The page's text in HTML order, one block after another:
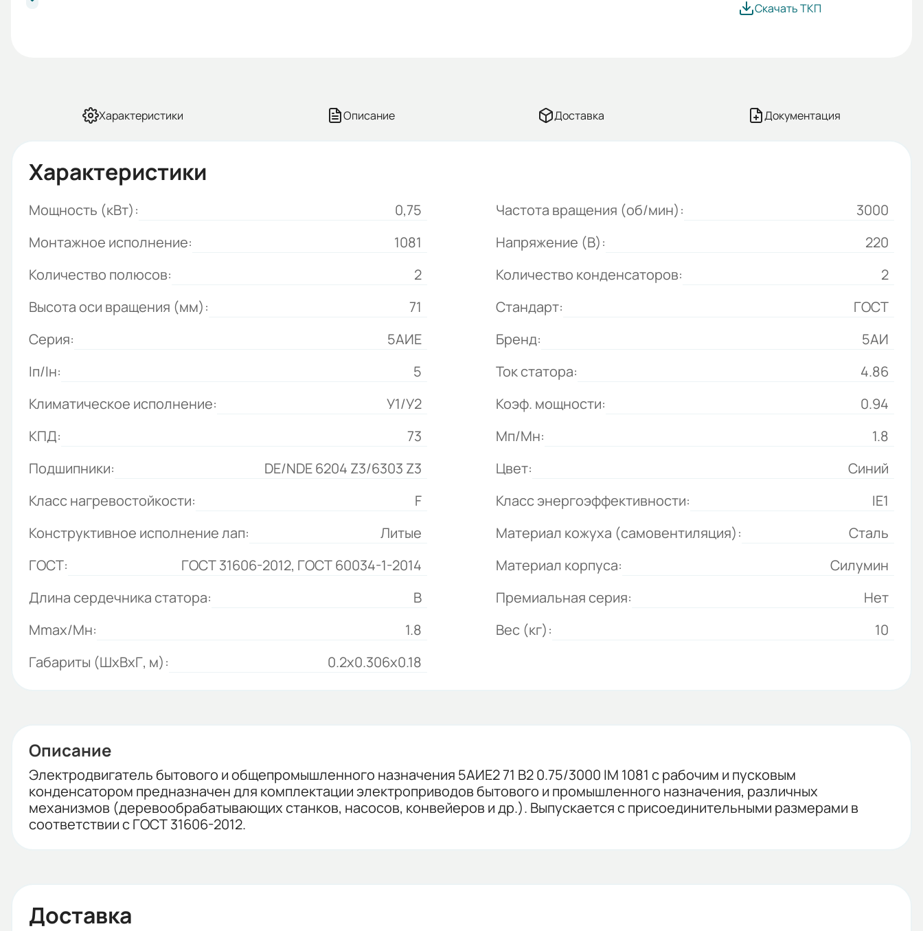
Скачать ТКП
Характеристики Описание Доставка Документация
Характеристики
Мощность (кВт): 0,75 Частота вращения (об/мин):
3000
Монтажное исполнение:
1081 Напряжение (В):
220
Количество полюсов:
2 Количество конденсаторов:
2
Высота оси вращения (мм):
71 Стандарт:
ГОСТ
Серия:
5АИЕ Бренд:
5АИ
Iп/Iн:
5 Ток статора:
4.86
Климатическое исполнение:
У1/У2 Коэф. мощности:
0.94
КПД:
73 Мп/Мн:
1.8
Подшипники:
DE/NDE 6204 Z3/6303 Z3 Цвет:
Синий
Класс нагревостойкости:
F Класс энергоэффективности:
IE1
Конструктивное исполнение лап:
Литые Материал кожуха (самовентиляция):
Сталь
ГОСТ:
ГОСТ 31606-2012, ГОСТ 60034-1-2014 Материал корпуса:
Силумин
Длина сердечника статора:
В Премиальная серия:
Нет
Mmax/Mн:
1.8 Вес (кг):
10
Габариты (ШхВхГ, м):
0.2x0.306x0.18
Описание
Электродвигатель бытового и общепромышленного назначения 5АИЕ2 71 В2 0.75/3000 IM 1081 с рабочим и пусковым
конденсатором предназначен для комплектации электроприводов бытового и промышленного назначения, различных
механизмов (деревообрабатывающих станков, насосов, конвейеров и др.). Выпускается с присоединительными размерами в
соответствии с ГОСТ 31606-2012.
Доставка